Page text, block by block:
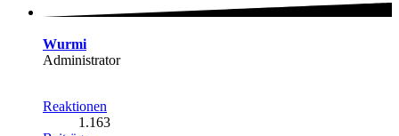
Wurmi
Administrator
Reaktionen
1.163